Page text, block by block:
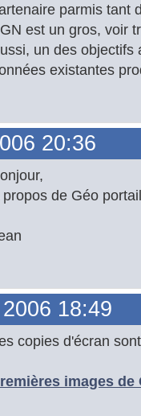
parmis tant
est un gros, voir
un des objectifs
existantes
20:36
propos de Géo
18:49
copies d'écran
images